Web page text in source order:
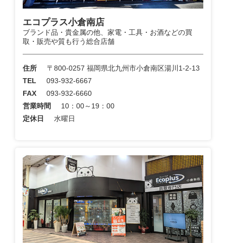
エコプラス小倉南店
ブランド品・貴金属の他、家電・工具・お酒などの買
取・販売や質も行う総合店舗
住所
〒800-0257 福岡県北九州市小倉南区湯川1-2-13
TEL
093-932-6667
FAX
093-932-6660
営業時間
10：00～19：00
定休日
水曜日